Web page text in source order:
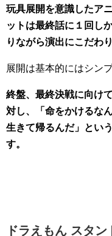
玩具展開を意識したア
ットは最終話に１回し
りながら演出にこだわ
展開は基本的にはシン
終盤、最終決戦に向け
対し、「命をかけるな
生きて帰るんだ」とい
す。
ドラえもん スタ